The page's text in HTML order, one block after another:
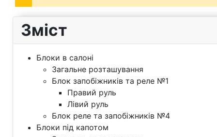
Зміст
Блоки в салоні
Загальне розташування
Блок запобіжників та реле №1
Правий руль
Лівий руль
Блок реле та запобіжників №4
Блоки під капотом